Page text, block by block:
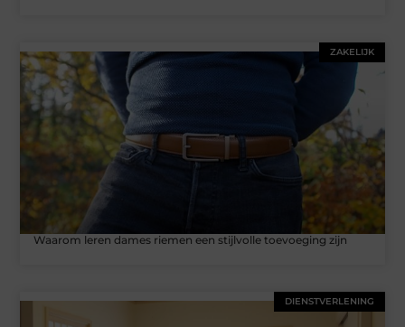
ZAKELIJK
Waarom leren dames riemen een stijlvolle toevoeging zijn
DIENSTVERLENING